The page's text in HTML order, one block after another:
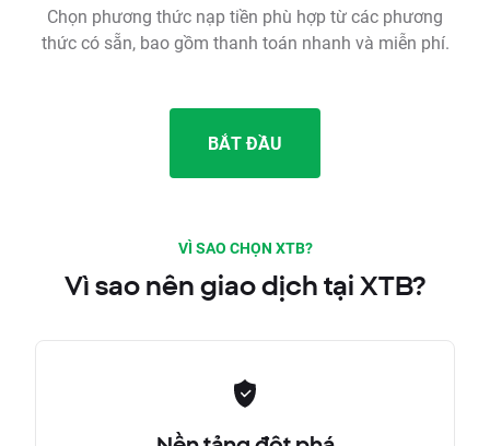
Chọn phương thức nạp tiền phù hợp từ các phương
thức có sẵn, bao gồm thanh toán nhanh và miễn phí.
BẮT ĐẦU
VÌ SAO CHỌN XTB?
Vì sao nên giao dịch tại XTB?